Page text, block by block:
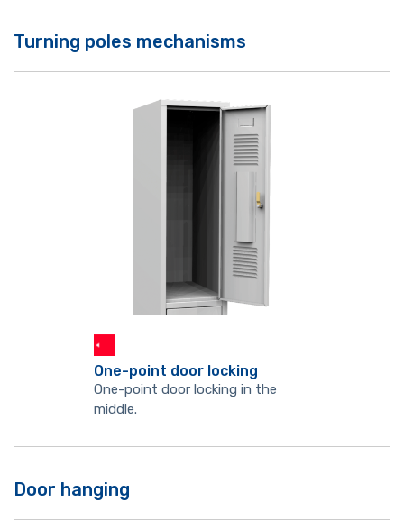
Turning poles mechanisms
One-point door locking
One-point door locking in the
middle.
Door hanging